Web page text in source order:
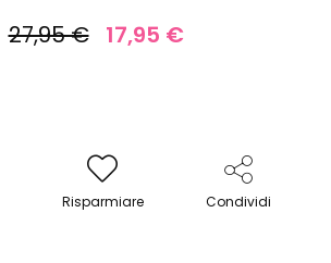
27,95 € 17,95 €
Risparmiare Condividi